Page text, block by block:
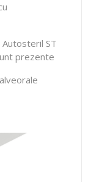
Autosteril ST
prezente